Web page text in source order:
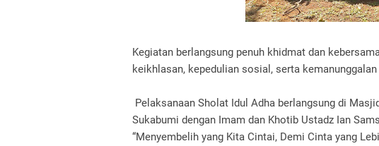
Kegiatan berlangsung penuh khidmat dan
keikhlasan, kepedulian sosial, serta
Pelaksanaan Sholat Idul Adha berlangsung di
Sukabumi dengan Imam dan Khotib Ustadz Ian
“Menyembelih yang Kita Cintai, Demi Cinta yang